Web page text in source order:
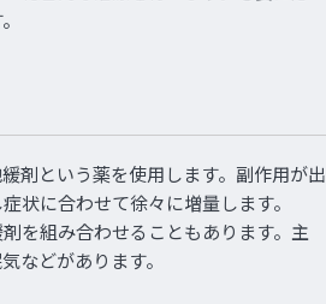
剤という薬を使用します。副作用が出
状に合わせて徐々に増量します。
を組み合わせることもあります。主
などがあります。